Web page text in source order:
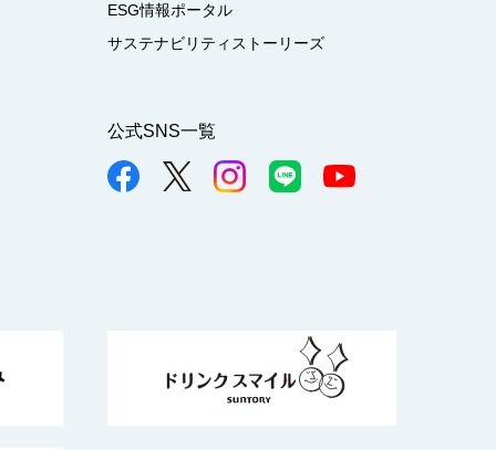
ESG情報ポータル
サステナビリティストーリーズ
公式SNS一覧